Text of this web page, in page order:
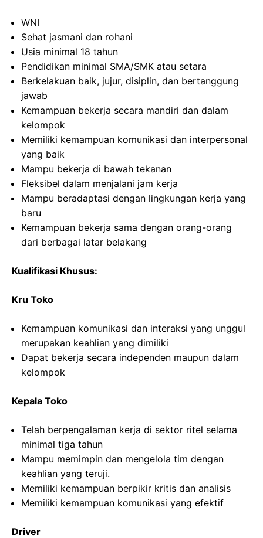
WNI
Sehat jasmani dan rohani
Usia minimal 18 tahun
Pendidikan minimal SMA/SMK atau setara
Berkelakuan baik, jujur, disiplin, dan bertanggung
jawab
Kemampuan bekerja secara mandiri dan dalam
kelompok
Memiliki kemampuan komunikasi dan interpersonal
yang baik
Mampu bekerja di bawah tekanan
Fleksibel dalam menjalani jam kerja
Mampu beradaptasi dengan lingkungan kerja yang
baru
Kemampuan bekerja sama dengan orang-orang
dari berbagai latar belakang
Kualifikasi Khusus:
Kru Toko
Kemampuan komunikasi dan interaksi yang unggul
merupakan keahlian yang dimiliki
Dapat bekerja secara independen maupun dalam
kelompok
Kepala Toko
Telah berpengalaman kerja di sektor ritel selama
minimal tiga tahun
Mampu memimpin dan mengelola tim dengan
keahlian yang teruji.
Memiliki kemampuan berpikir kritis dan analisis
Memiliki kemampuan komunikasi yang efektif
Driver